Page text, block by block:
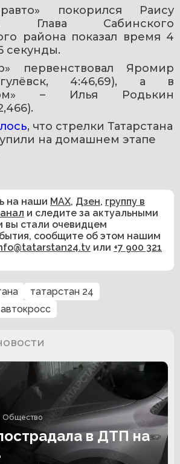
покорился Раису
Глава Сабинского
района показал время 4
секунды.
первенствовал Яромир
4:46,69), а в
– Илья Родькин
, что стрелки Татарстана
на домашнем этапе
на наши MAX, Дзен, группу в
и следите за актуальными
вы стали очевидцем
сообщите об этом нашим
или +7 900 321
татарстан 24
автокросс
Общество
в ДТП на